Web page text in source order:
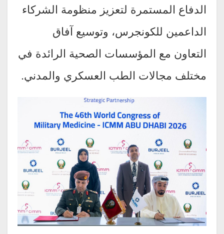
الدفاع المستمرة لتعزيز منظومة الشركاء
الداعمين للكونجرس، وتوسيع آفاق
التعاون مع المؤسسات الصحية الرائدة في
مختلف مجالات الطب العسكري والمدني.